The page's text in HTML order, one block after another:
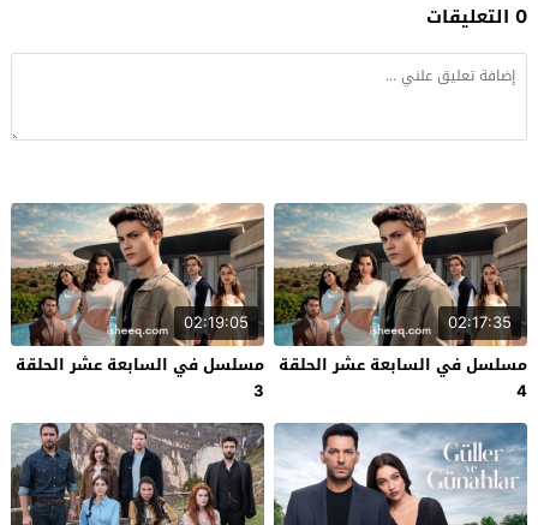
0 التعليقات
02:17:35
مسلسل في السابعة عشر الحلقة
4
02:19:05
مسلسل في السابعة عشر الحلقة
3